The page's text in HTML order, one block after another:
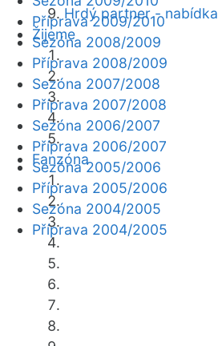
Hrdý partner - nabídka
Žijeme
Fanzóna
Příprava 2009/2010
Sezóna 2008/2009
Příprava 2008/2009
Sezóna 2007/2008
Příprava 2007/2008
Sezóna 2006/2007
Příprava 2006/2007
Sezóna 2005/2006
Příprava 2005/2006
Sezóna 2004/2005
Příprava 2004/2005